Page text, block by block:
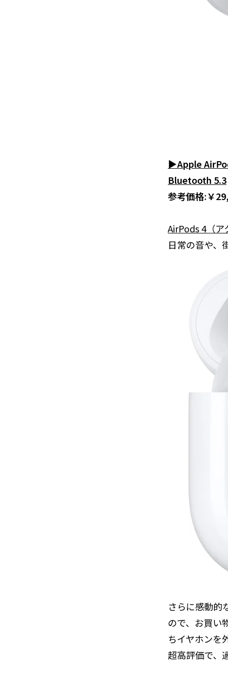
▶Apple
Bluetooth 5.3
参考価格:￥
AirPods 4（ア
日常の音や、
さらに感動的
ので、お買い
ちイヤホンを
超高評価で、